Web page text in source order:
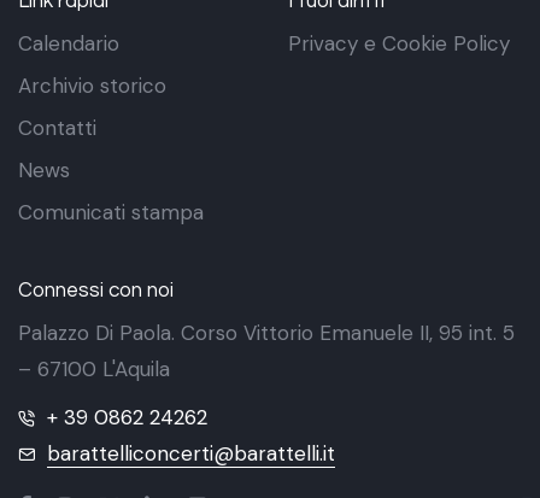
Calendario
Archivio storico
Contatti
News
Comunicati stampa
Privacy e Cookie Policy
Connessi con noi
Palazzo Di Paola. Corso Vittorio Emanuele II, 95 int. 5
– 67100 L'Aquila
+ 39 0862 24262
barattelliconcerti@barattelli.it